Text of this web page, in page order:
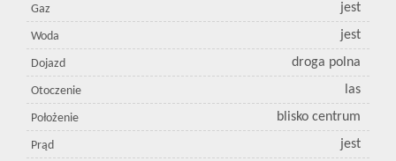
Gaz jest
Woda jest
Dojazd droga polna
Otoczenie las
Położenie blisko centrum
Prąd jest